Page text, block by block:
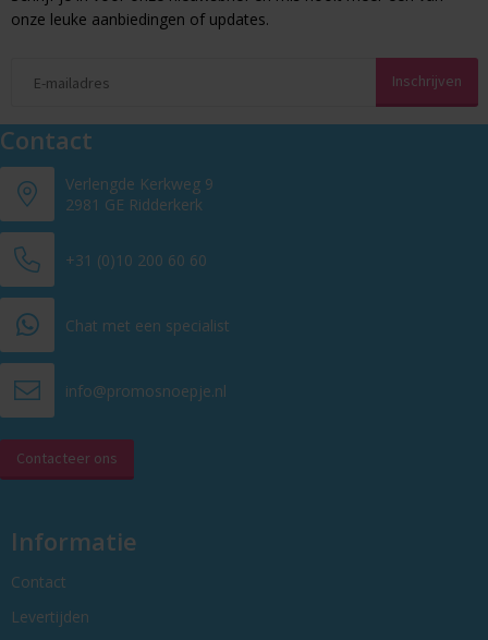
onze leuke aanbiedingen of updates.
Contact
Verlengde Kerkweg 9
2981 GE Ridderkerk
+31 (0)10 200 60 60
Chat met een specialist
info@promosnoepje.nl
Contacteer ons
Informatie
Contact
Levertijden